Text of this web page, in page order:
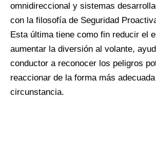
omnidireccional y sistemas
con la filosofía de Seguridad
Esta última tiene como fin reducir el
aumentar la diversión al volante,
conductor a reconocer los peligros
reaccionar de la forma más
circunstancia.